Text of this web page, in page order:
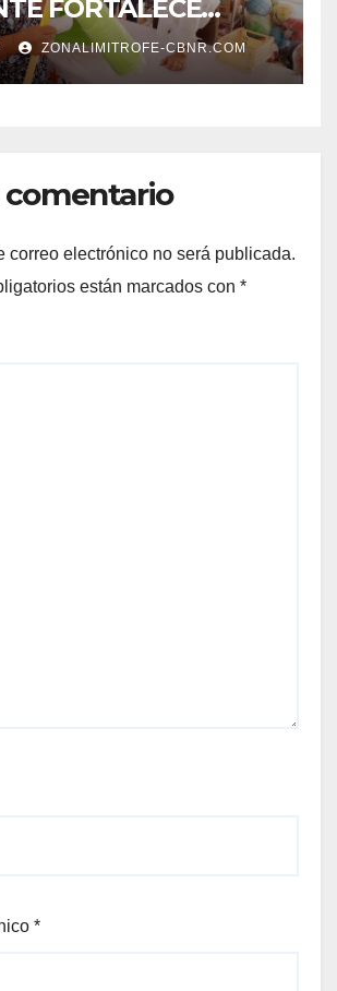
FORTALECE
DEL MEDIO
Y LA ECONOMÍA
DE 6 MIL 500
ZONALIMITROFE-CBNR.COM
comentario
correo electrónico no será publicada.
están marcados con *
*